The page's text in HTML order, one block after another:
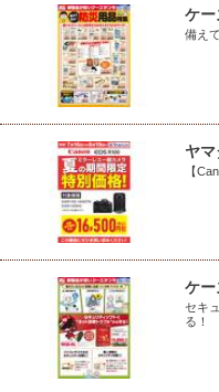
ケー
備え
ヤ
【
ケー
セキ
る！